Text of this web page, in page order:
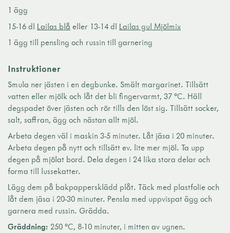
1 ägg
15-16 dl Lailas blå eller 13-14 dl Lailas gul Mjölmix
1 ägg till pensling och russin till garnering
Instruktioner
Smula ner jästen i en degbunke. Smält margarinet. Tillsätt
vatten eller mjölk och låt det bli fingervarmt, 37 °C. Häll
degspadet över jästen och rör tills den löst sig. Tillsätt socker,
salt, saffran, ägg och nästan allt mjöl.
Arbeta degen väl i maskin 3-5 minuter. Låt jäsa i 20 minuter.
Arbeta degen på nytt och tillsätt ev. lite mer mjöl. Ta upp
degen på mjölat bord. Dela degen i 24 lika stora delar och
forma till lussekatter.
Lägg dem på bakpappersklädd plåt. Täck med plastfolie och
låt dem jäsa i 20-30 minuter. Pensla med uppvispat ägg och
garnera med russin. Grädda.
Gräddning: 250 °C, 8-10 minuter, i mitten av ugnen.